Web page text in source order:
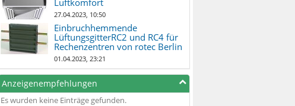
27.04.2023, 10:50
Einbruchhemmende
LüftungsgitterRC2 und RC4 für
Rechenzentren von rotec Berlin
01.04.2023, 23:21
Anzeigenempfehlungen
Es wurden keine Einträge gefunden.